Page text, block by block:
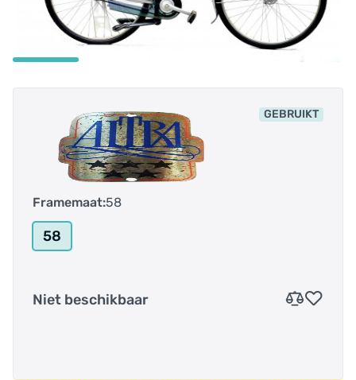
GEBRUIKT
Framemaat:58
58
Niet beschikbaar